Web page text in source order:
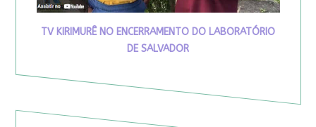
TV KIRIMURÊ NO ENCERRAMENTO DO LABORATÓRIO
DE SALVADOR